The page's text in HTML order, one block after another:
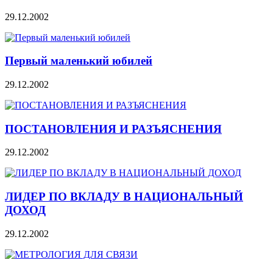
29.12.2002
Первый маленький юбилей
29.12.2002
ПОСТАНОВЛЕНИЯ И РАЗЪЯСНЕНИЯ
29.12.2002
ЛИДЕР ПО ВКЛАДУ В НАЦИОНАЛЬНЫЙ
ДОХОД
29.12.2002